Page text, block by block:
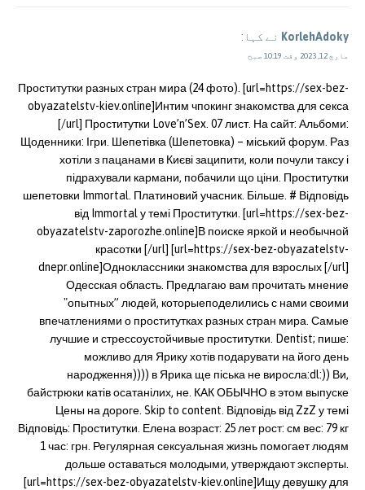
KorlehAdoky نے کہا:
مارچ 12, 2023 وقت 10:19 صبح
Проститутки разных стран мира (24 фото). [url=https://sex-bez-
obyazatelstv-kiev.online]Интим чпокинг знакомства для секса
[/url] Проститутки Love’n’Sex. 07 лист. На сайт: Альбоми:
Щоденники: Ігри. Шепетівка (Шепетовка) – міський форум. Раз
хотіли з пацанами в Києві заципити, коли почули таксу і
підрахували кармани, побачили що ціни. Проститутки
шепетовки Immortal. Платиновий учасник. Більше. # Відповідь
від Immortal у темі Проститутки. [url=https://sex-bez-
obyazatelstv-zaporozhe.online]В поиске яркой и необычной
красотки [/url] [url=https://sex-bez-obyazatelstv-
dnepr.online]Одноклассники знакомства для взрослых [/url]
Одесская область. Предлагаю вам прочитать мнение
"опытных” людей, которыеподелились с нами своими
впечатлениями о проститутках разных стран мира. Самые
лучшие и стрессоустойчивые проститутки. Dentist; пише:
можливо для Ярику хотів подарувати на його день
народження)))) в Ярика ще піська не виросла:dl:)) Ви,
байстрюки катів осатанілих, не. КАК ОБЫЧНО в этом выпуске
Цены на дороге. Skip to content. Відповідь від ZzZ у темі
Відповідь: Проститутки. Елена возраст: 25 лет рост: см вес: 79 кг
1 час: грн. Регулярная сексуальная жизнь помогает людям
дольше оставаться молодыми, утверждают эксперты.
[url=https://sex-bez-obyazatelstv-kiev.online]Ищу девушку для